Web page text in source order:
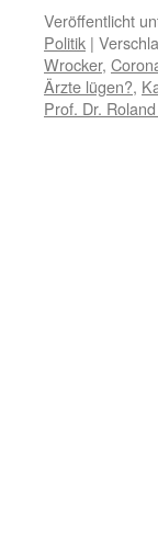
Veröffentlicht
Politik |
Wrocker,
Ärzte lügen?,
Prof. Dr.